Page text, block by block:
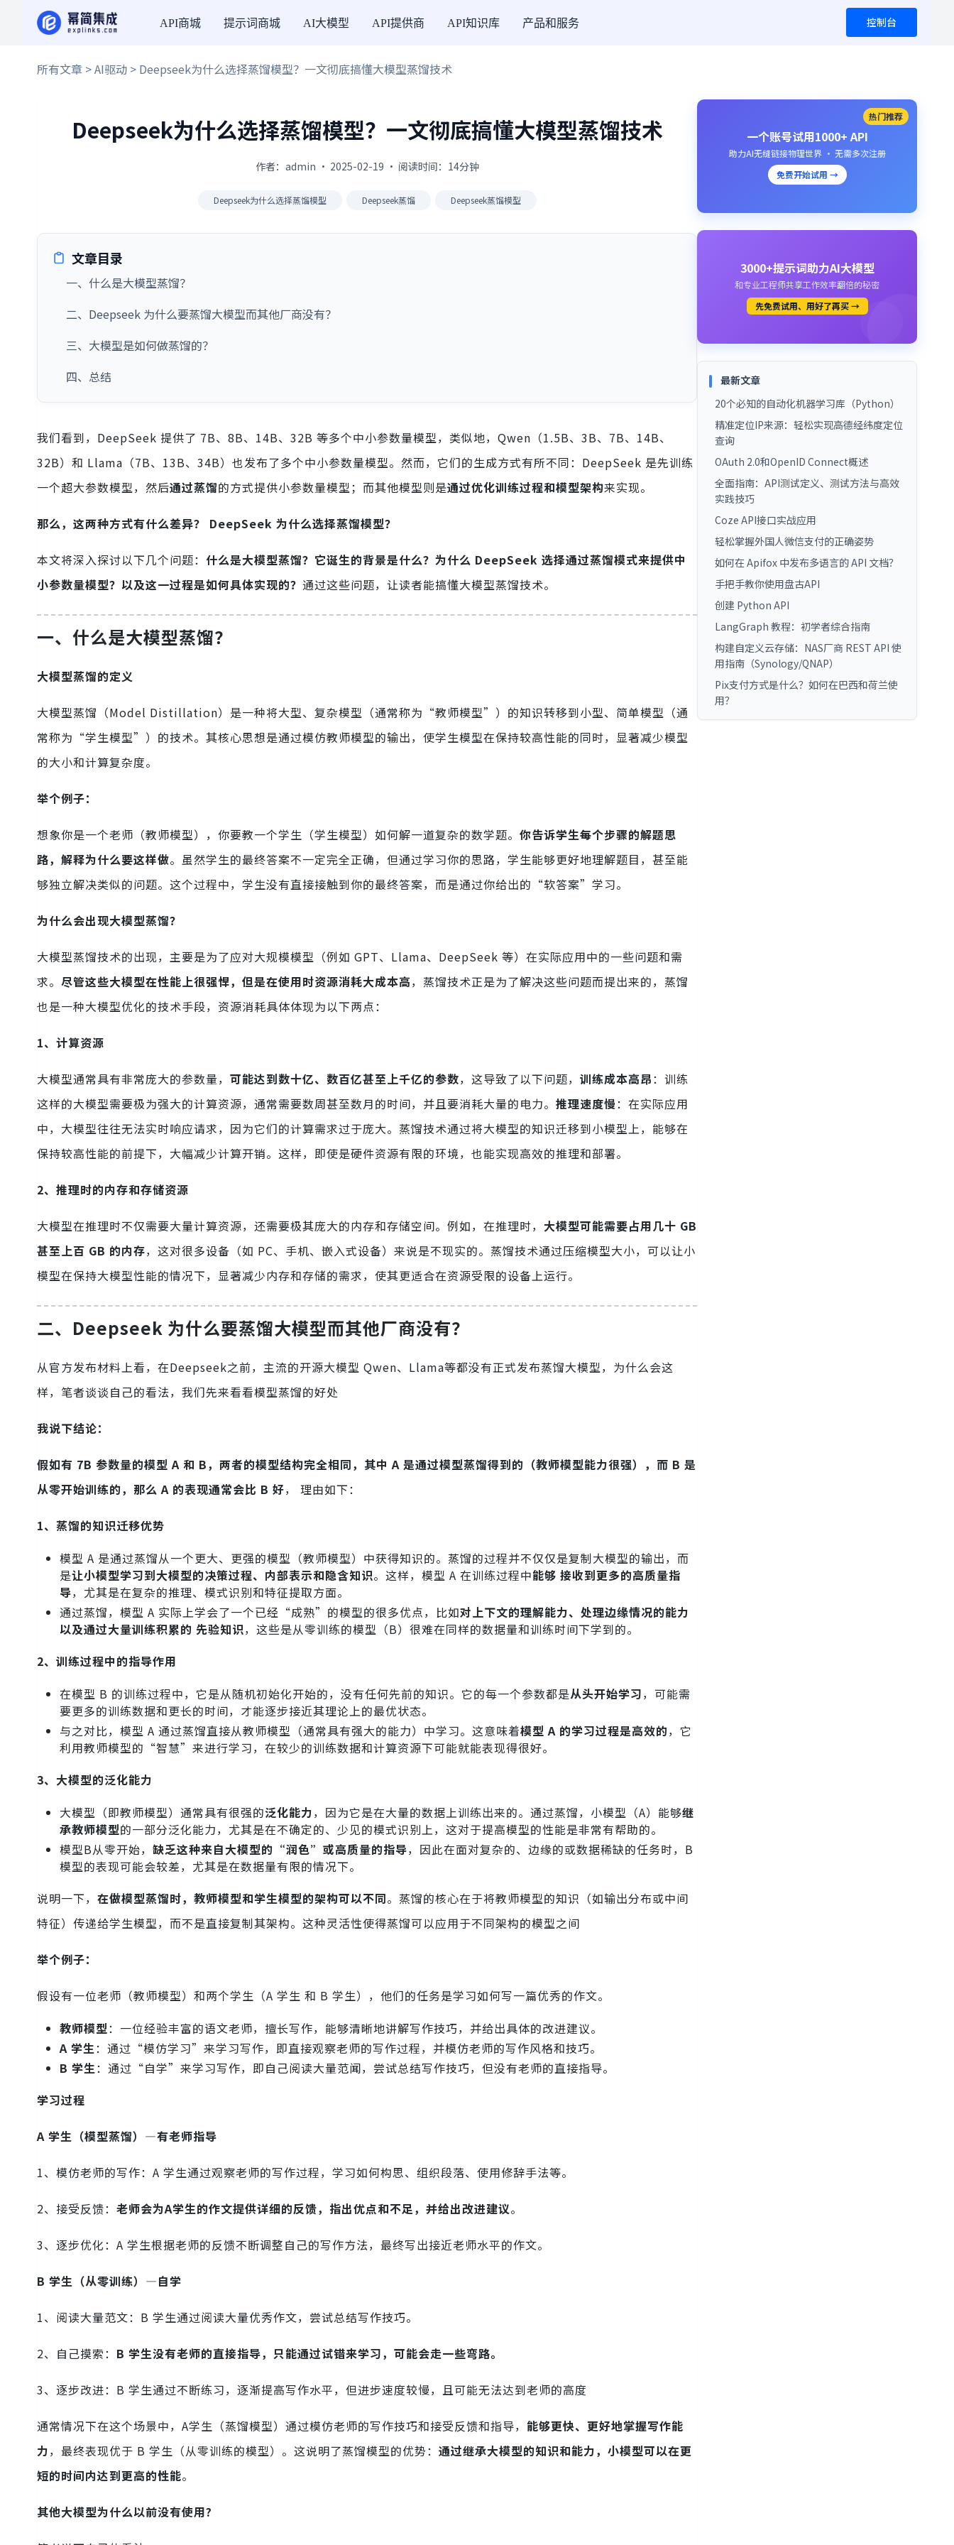
API商城 提示词商城 AI大模型 API提供商 API知识库 产品和服务 控制台
所有文章 >AI驱动 > Deepseek为什么选择蒸馏模型？一文彻底搞懂大模型蒸馏技术
Deepseek为什么选择蒸馏模型？一文彻底搞懂大模型蒸馏技术
作者：admin · 2025-02-19 · 阅读时间：14分钟
Deepseek为什么选择蒸馏模型 Deepseek蒸馏 Deepseek蒸馏模型
文章目录
一、什么是大模型蒸馏？
二、Deepseek 为什么要蒸馏大模型而其他厂商没有？
三、大模型是如何做蒸馏的？
四、总结
我们看到，DeepSeek 提供了 7B、8B、14B、32B 等多个中小参数量模型，类似地，Qwen（1.5B、3B、7B、14B、
32B）和 Llama（7B、13B、34B）也发布了多个中小参数量模型。然而，它们的生成方式有所不同：DeepSeek 是先训练
一个超大参数模型，然后通过蒸馏的方式提供小参数量模型；而其他模型则是通过优化训练过程和模型架构来实现。
那么，这两种方式有什么差异？ DeepSeek 为什么选择蒸馏模型？
本文将深入探讨以下几个问题： 什么是大模型蒸馏？它诞生的背景是什么？为什么 DeepSeek 选择通过蒸馏模式来提供中
小参数量模型？以及这一过程是如何具体实现的？ 通过这些问题，让读者能搞懂大模型蒸馏技术。
一、什么是大模型蒸馏？
大模型蒸馏的定义
大模型蒸馏（Model Distillation）是一种将大型、复杂模型（通常称为“教师模型”）的知识转移到小型、简单模型（通
常称为“学生模型”）的技术。其核心思想是通过模仿教师模型的输出，使学生模型在保持较高性能的同时，显著减少模型
的大小和计算复杂度。
举个例子：
想象你是一个老师（教师模型），你要教一个学生（学生模型）如何解一道复杂的数学题。 你告诉学生每个步骤的解题思
路，解释为什么要这样做。虽然学生的最终答案不一定完全正确，但通过学习你的思路，学生能够更好地理解题目，甚至能
够独立解决类似的问题。这个过程中，学生没有直接接触到你的最终答案，而是通过你给出的“软答案”学习。
为什么会出现大模型蒸馏？
大模型蒸馏技术的出现，主要是为了应对大规模模型（例如 GPT、Llama、DeepSeek 等）在实际应用中的一些问题和需
求。 尽管这些大模型在性能上很强悍，但是在使用时资源消耗大成本高，蒸馏技术正是为了解决这些问题而提出来的，蒸馏
也是一种大模型优化的技术手段，资源消耗具体体现为以下两点：
1、计算资源
大模型通常具有非常庞大的参数量， 可能达到数十亿、数百亿甚至上千亿的参数，这导致了以下问题， 训练成本高昂：训练
这样的大模型需要极为强大的计算资源，通常需要数周甚至数月的时间，并且要消耗大量的电力。 推理速度慢：在实际应用
中，大模型往往无法实时响应请求，因为它们的计算需求过于庞大。蒸馏技术通过将大模型的知识迁移到小模型上，能够在
保持较高性能的前提下，大幅减少计算开销。这样，即使是硬件资源有限的环境，也能实现高效的推理和部署。
2、推理时的内存和存储资源
大模型在推理时不仅需要大量计算资源，还需要极其庞大的内存和存储空间。例如，在推理时， 大模型可能需要占用几十 GB
甚至上百 GB 的内存，这对很多设备（如 PC、手机、嵌入式设备）来说是不现实的。蒸馏技术通过压缩模型大小，可以让小
模型在保持大模型性能的情况下，显著减少内存和存储的需求，使其更适合在资源受限的设备上运行。
二、Deepseek 为什么要蒸馏大模型而其他厂商没有？
从官方发布材料上看，在Deepseek之前，主流的开源大模型 Qwen、Llama等都没有正式发布蒸馏大模型，为什么会这
样，笔者谈谈自己的看法，我们先来看看模型蒸馏的好处
我说下结论：
假如有 7B 参数量的模型 A 和 B，两者的模型结构完全相同，其中 A 是通过模型蒸馏得到的（教师模型能力很强），而 B 是
从零开始训练的，那么 A 的表现通常会比 B 好， 理由如下：
1、蒸馏的知识迁移优势
模型 A 是通过蒸馏从一个更大、更强的模型（教师模型）中获得知识的。蒸馏的过程并不仅仅是复制大模型的输出，而
是让小模型学习到大模型的决策过程、内部表示和隐含知识。这样，模型 A 在训练过程中能够 接收到更多的高质量指
导，尤其是在复杂的推理、模式识别和特征提取方面。
通过蒸馏，模型 A 实际上学会了一个已经“成熟”的模型的很多优点，比如对上下文的理解能力、处理边缘情况的能力
以及通过大量训练积累的 先验知识，这些是从零训练的模型（B）很难在同样的数据量和训练时间下学到的。
2、训练过程中的指导作用
在模型 B 的训练过程中，它是从随机初始化开始的，没有任何先前的知识。它的每一个参数都是从头开始学习，可能需
要更多的训练数据和更长的时间，才能逐步接近其理论上的最优状态。
与之对比，模型 A 通过蒸馏直接从教师模型（通常具有强大的能力）中学习。这意味着模型 A 的学习过程是高效的，它
利用教师模型的“智慧”来进行学习，在较少的训练数据和计算资源下可能就能表现得很好。
3、大模型的泛化能力
大模型（即教师模型）通常具有很强的泛化能力，因为它是在大量的数据上训练出来的。通过蒸馏，小模型（A）能够继
承教师模型的一部分泛化能力，尤其是在不确定的、少见的模式识别上，这对于提高模型的性能是非常有帮助的。
模型B从零开始， 缺乏这种来自大模型的“润色”或高质量的指导，因此在面对复杂的、边缘的或数据稀缺的任务时，B
模型的表现可能会较差，尤其是在数据量有限的情况下。
说明一下， 在做模型蒸馏时，教师模型和学生模型的架构可以不同。蒸馏的核心在于将教师模型的知识（如输出分布或中间
特征）传递给学生模型，而不是直接复制其架构。这种灵活性使得蒸馏可以应用于不同架构的模型之间
举个例子：
假设有一位老师（教师模型）和两个学生（A 学生 和 B 学生），他们的任务是学习如何写一篇优秀的作文。
教师模型：一位经验丰富的语文老师，擅长写作，能够清晰地讲解写作技巧，并给出具体的改进建议。
A 学生：通过“模仿学习”来学习写作，即直接观察老师的写作过程，并模仿老师的写作风格和技巧。
B 学生：通过“自学”来学习写作，即自己阅读大量范闻，尝试总结写作技巧，但没有老师的直接指导。
学习过程
A 学生（模型蒸馏）—有老师指导
1、模仿老师的写作：A 学生通过观察老师的写作过程，学习如何构思、组织段落、使用修辞手法等。
2、接受反馈： 老师会为A学生的作文提供详细的反馈，指出优点和不足，并给出改进建议。
3、逐步优化：A 学生根据老师的反馈不断调整自己的写作方法，最终写出接近老师水平的作文。
B 学生（从零训练）—自学
1、阅读大量范文：B 学生通过阅读大量优秀作文，尝试总结写作技巧。
2、自己摸索： B 学生没有老师的直接指导，只能通过试错来学习，可能会走一些弯路。
3、逐步改进：B 学生通过不断练习，逐渐提高写作水平，但进步速度较慢，且可能无法达到老师的高度
通常情况下在这个场景中，A学生（蒸馏模型）通过模仿老师的写作技巧和接受反馈和指导， 能够更快、更好地掌握写作能
力，最终表现优于 B 学生（从零训练的模型）。这说明了蒸馏模型的优势： 通过继承大模型的知识和能力，小模型可以在更
短的时间内达到更高的性能。
其他大模型为什么以前没有使用?
热门推荐
一个账号试用1000+ API
助力AI无缝链接物理世界 · 无需多次注册
免费开始试用 →
3000+提示词助力AI大模型
和专业工程师共享工作效率翻倍的秘密
先免费试用、用好了再买 →
最新文章
20个必知的自动化机器学习库（Python）
精准定位IP来源：轻松实现高德经纬度定位
查询
OAuth 2.0和OpenID Connect概述
全面指南：API测试定义、测试方法与高效
实践技巧
Coze API接口实战应用
轻松掌握外国人微信支付的正确姿势
如何在 Apifox 中发布多语言的 API 文档？
手把手教你使用盘古API
创建 Python API
LangGraph 教程：初学者综合指南
构建自定义云存储：NAS厂商 REST API 使
用指南（Synology/QNAP）
Pix支付方式是什么？如何在巴西和荷兰使
用？